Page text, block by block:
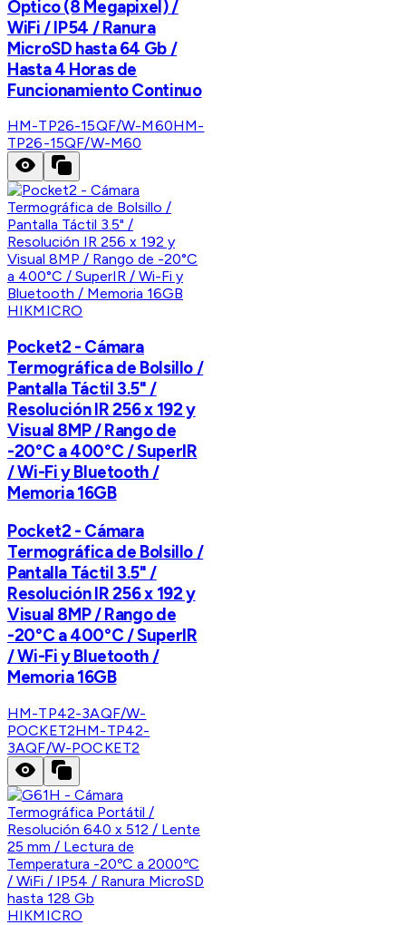
Óptico (8 Megapixel) /
WiFi / IP54 / Ranura
MicroSD hasta 64 Gb /
Hasta 4 Horas de
Funcionamiento Continuo
HM-TP26-15QF/W-M60HM-
TP26-15QF/W-M60
HIKMICRO
Pocket2 - Cámara
Termográfica de Bolsillo /
Pantalla Táctil 3.5" /
Resolución IR 256 x 192 y
Visual 8MP / Rango de
-20°C a 400°C / SuperIR
/ Wi-Fi y Bluetooth /
Memoria 16GB
Pocket2 - Cámara
Termográfica de Bolsillo /
Pantalla Táctil 3.5" /
Resolución IR 256 x 192 y
Visual 8MP / Rango de
-20°C a 400°C / SuperIR
/ Wi-Fi y Bluetooth /
Memoria 16GB
HM-TP42-3AQF/W-
POCKET2HM-TP42-
3AQF/W-POCKET2
HIKMICRO